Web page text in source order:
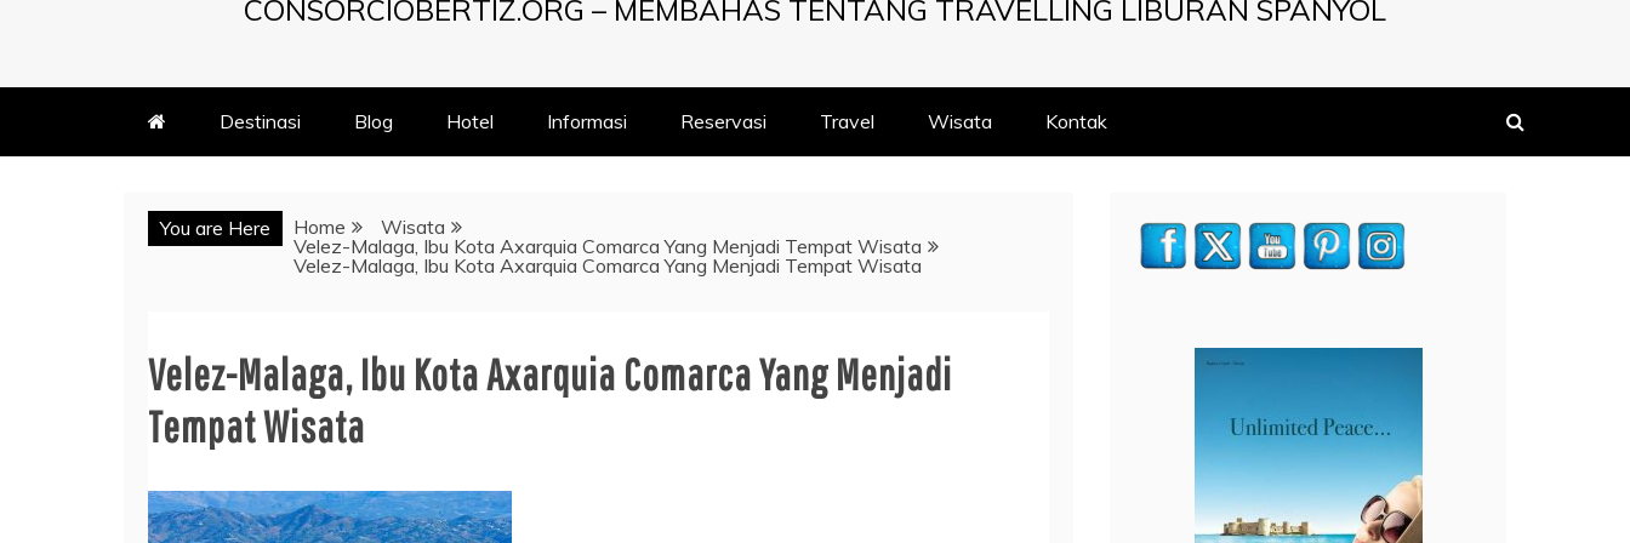
CONSORCIOBERTIZ.ORG – MEMBAHAS TENTANG TRAVELLING LIBURAN SPANYOL
Destinasi Blog Hotel Informasi Reservasi Travel Wisata Kontak
You are Here Home
Wisata
Velez-Malaga, Ibu Kota Axarquia Comarca Yang Menjadi Tempat Wisata
Velez-Malaga, Ibu Kota Axarquia Comarca Yang Menjadi Tempat Wisata
Velez-Malaga, Ibu Kota Axarquia Comarca Yang Menjadi
Tempat Wisata